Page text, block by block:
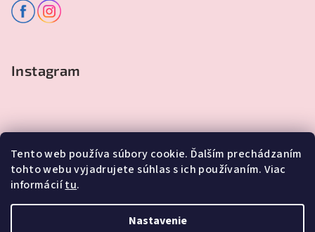
Tento web používa súbory cookie. Ďalším prechádzaním
tohto webu vyjadrujete súhlas s ich používaním. Viac
informáciítu.
Nastavenie
Instagram
Sledovať na Instagrame